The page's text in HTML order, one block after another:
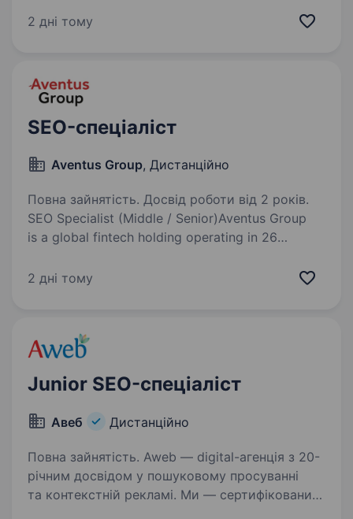
у просуванні сайтів Хто ми? Qwerty.Software —
2 дні тому
SEO-спеціаліст
Aventus Group, Дистанційно
Повна зайнятість. Досвід роботи від 2 років.
SEO Specialist (Middle / Senior)Aventus Group
is a global fintech holding operating in 26
As we continue expanding and strengthening our
2 дні тому
Junior SEO-спеціаліст
Авеб Дистанційно
Повна зайнятість. Awеb — digital-агенція з 20-
річним досвідом у пошуковому просуванні
та контекстній рекламі. Ми — сертифікований